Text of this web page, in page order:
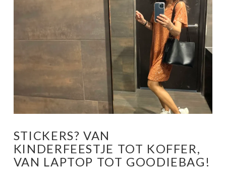
STICKERS? VAN
KINDERFEESTJE TOT KOFFER,
VAN LAPTOP TOT GOODIEBAG!